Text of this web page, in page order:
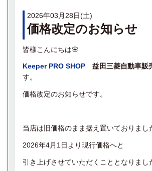
2026年03月28日(土)
価格改定のお知らせ
皆様こんにちは🌸
Keeper PRO SHOP 益田三菱自動車販
す。
価格改定のお知らせです。
当店は旧価格のまま据え置いておりまし
2026年4月1日より現行価格へと
引き上げさせていただくこととなりまし